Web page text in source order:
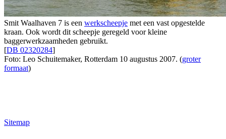
Smit Waalhaven 7 is een werkscheepje met een vast opgestelde
kraan. Ook wordt dit scheepje geregeld voor kleine
baggerwerkzaamheden gebruikt.
[DB 02320284]
Foto: Leo Schuitemaker, Rotterdam 10 augustus 2007. (groter
formaat)
Sitemap